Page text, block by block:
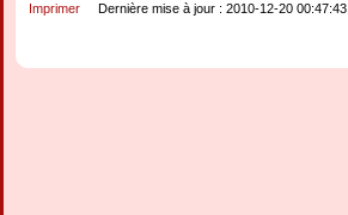
Imprimer Dernière mise à jour : 2010-12-20 00:47:43